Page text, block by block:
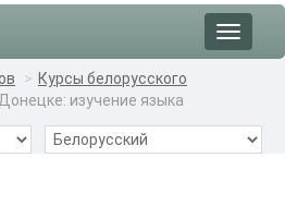
Toggle
Курсы белорусского
изучение языка